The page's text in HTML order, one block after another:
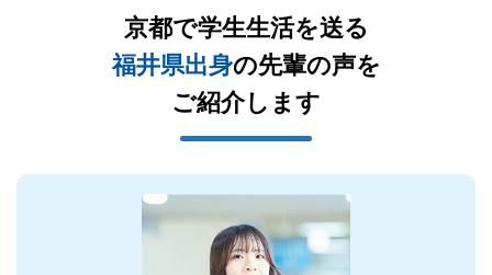
京都で学生生活を送る
福井県出身の先輩の声を
ご紹介します